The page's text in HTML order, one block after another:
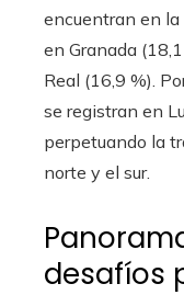
encuentran en la
en Granada
Real (16,9 %).
se registran en
perpetuando la
norte y el sur.
desafíos